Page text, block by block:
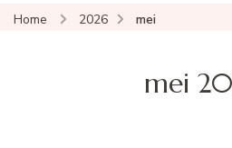
Home 2026 mei
mei